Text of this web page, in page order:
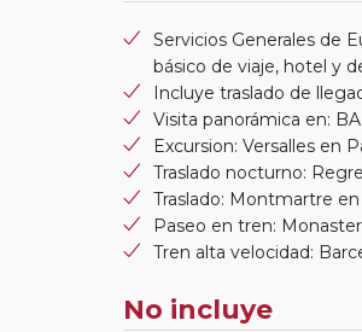
Servicios Generales de
básico de viaje, hotel y
Incluye traslado de
Visita panorámica en:
Excursion: Versalles en
Traslado nocturno:
Traslado: Montmartre
Paseo en tren:
Tren alta velocidad:
No incluye